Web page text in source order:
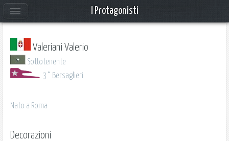
Valeriani Valerio
Sottotenente
3° Bersaglieri
Nato a Roma
Decorazioni
I Protagonisti